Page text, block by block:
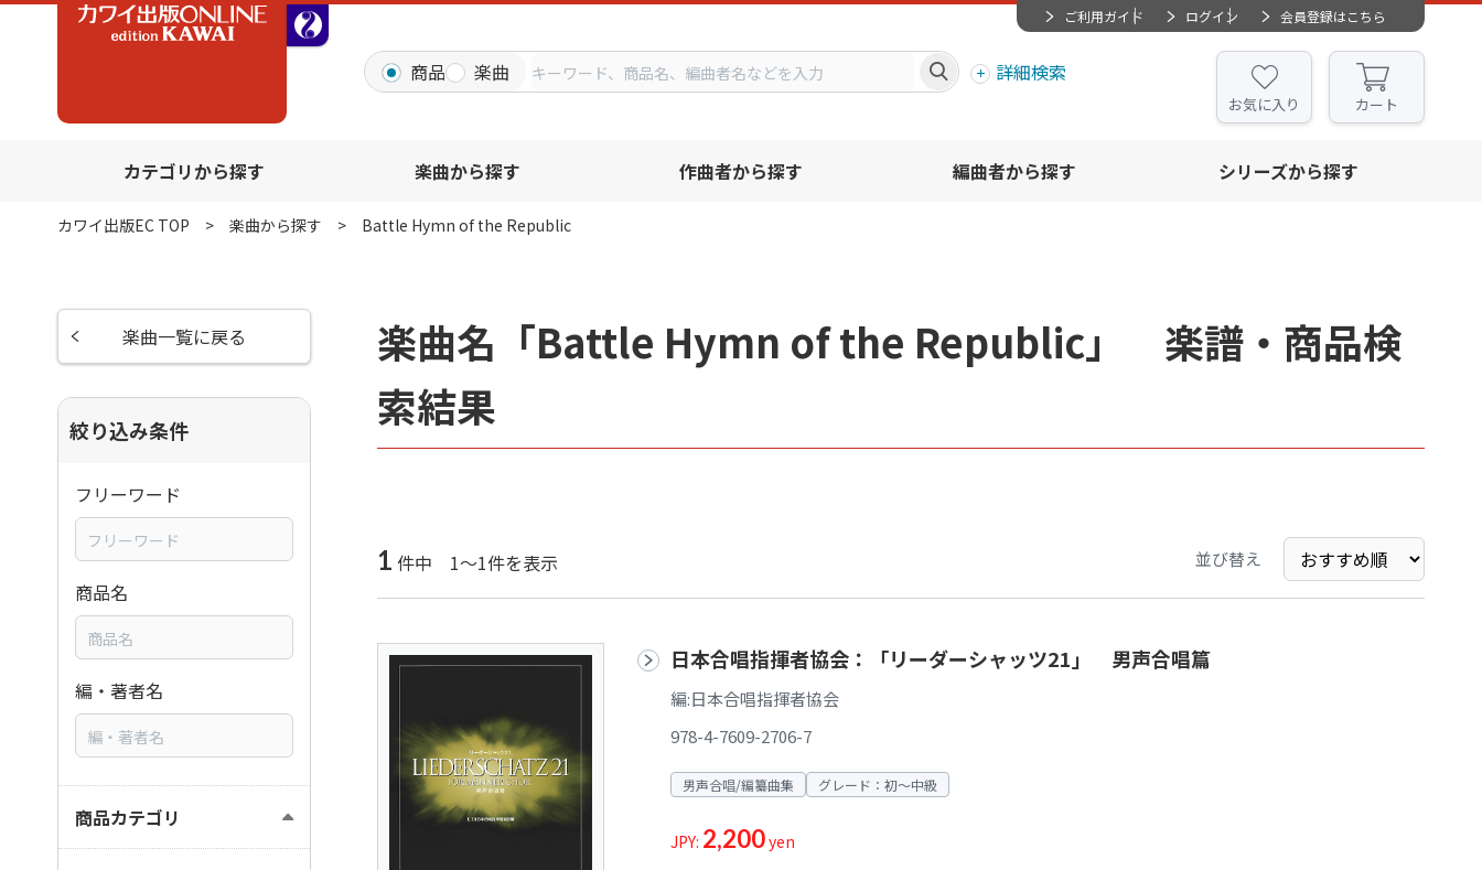
ご利用ガイド ログイン 会員登録はこちら
商品 楽曲 詳細検索
お気に入り カート
カテゴリから探す 楽曲から探す 作曲者から探す 編曲者から探す シリーズから探す
カワイ出版EC TOP 楽曲から探す Battle Hymn of the Republic
楽曲名「Battle Hymn of the Republic」 楽譜・商品検
索結果
1 件中 1～1件を表示 並び替え
日本合唱指揮者協会：「リーダーシャッツ21」 男声合唱篇
編:日本合唱指揮者協会
978-4-7609-2706-7
男声合唱/編纂曲集 グレード：初～中級
JPY: 2,200yen
楽曲一覧に戻る
絞り込み条件
フリーワード
商品名
編・著者名
商品カテゴリ